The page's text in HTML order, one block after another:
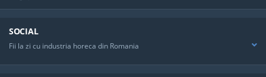
SOCIAL
Fii la zi cu industria horeca din Romania